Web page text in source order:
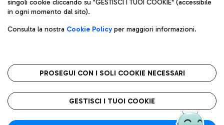
Sede legale: Via Pier Paolo Racchetti 1 - 00054 Fiumicino (RM)
telefono +39 06 65951
Privacy policy
Note legali
Roma FCO
L'aeroporto stellato
singoli cookie cliccando su "GESTISCI I TUOI COOKIE" (accessibile
in ogni momento dal sito).
Consulta la nostra Cookie Policyper maggiori informazioni.
PROSEGUI CON I SOLI COOKIE NECESSARI
GESTISCI I TUOI COOKIE